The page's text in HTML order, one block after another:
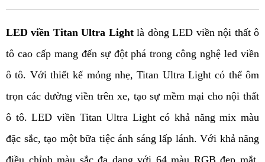
LED viền Titan Ultra Light là dòng LED viền nội thất ô
tô cao cấp mang đến sự đột phá trong công nghệ led viền
ô tô. Với thiết kế mỏng nhẹ, Titan Ultra Light có thể ôm
trọn các đường viền trên xe, tạo sự mềm mại cho nội thất
ô tô. LED viền Titan Ultra Light có khả năng mix màu
đặc sắc, tạo một bữa tiệc ánh sáng lấp lánh. Với khả năng